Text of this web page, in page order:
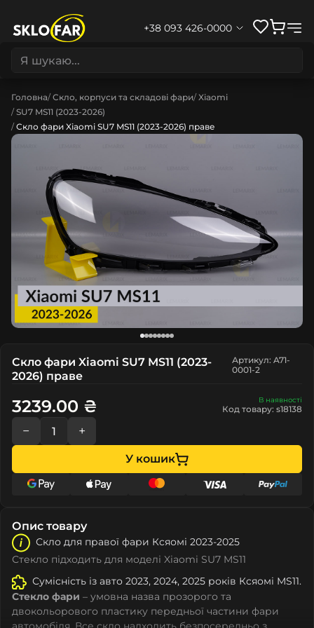
+38 093 426-0000
Головна Скло, корпуси та складові фари Xiaomi
SU7 MS11 (2023-2026)
Скло фари Xiaomi SU7 MS11 (2023-2026) праве
Скло фари Xiaomi SU7 MS11 (2023-
2026) праве
Артикул: A71-
0001-2
В наявності
Код товару: s18138
3239.00 ₴
− +
У кошик
Опис товару
Скло для правої фари Кcяомі 2023-2025
Стекло підходить для моделі Xiaomi SU7 MS11
Сумісність із авто 2023, 2024, 2025 років Кcяомі MS11.
Стекло фари – умовна назва прозорого та
двокольорового пластику передньої частини фари